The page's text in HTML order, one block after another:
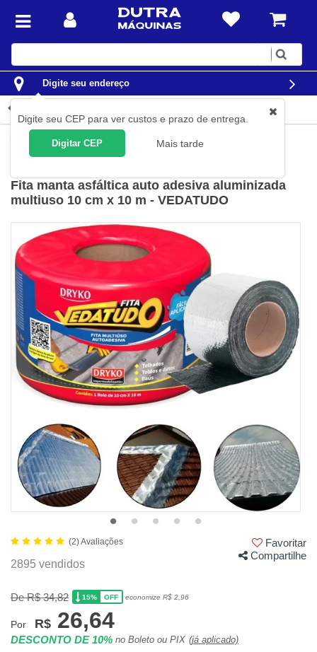
Digite
Digite seu endereço
Digite seu CEP para ver custos e prazo de entrega.
Digitar CEP Mais tarde
Construção Civil Fitas Aluminizadas
Fita manta asfáltica auto adesiva aluminizada
multiuso 10 cm x 10 m - VEDATUDO
(2) Avaliações
Favoritar
2895 vendidos
Compartilhe
De R$ 34,82 15% OFF economize R$ 2,96
Por R$ 26,64
DESCONTO DE 10% no Boleto ou PIX (já aplicado)